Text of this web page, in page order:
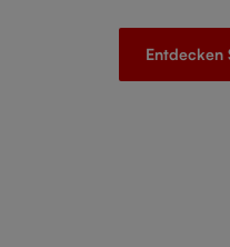
Entdecken